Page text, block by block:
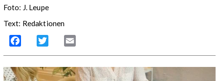
Foto: J. Leupe
Text: Redaktionen
Facebook Twitter